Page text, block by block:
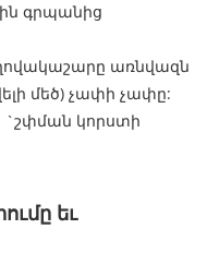
գրպանից
առնվազն
մեծ) չափի չափը:
`շփման կորստի
եւ